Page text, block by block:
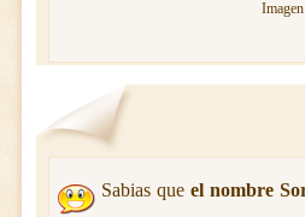
Sabias que el nombre